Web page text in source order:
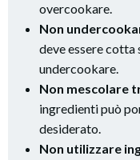
overcookare.
Non
deve essere
undercookare.
Non mescolare
ingredienti può
desiderato.
Non utilizzare